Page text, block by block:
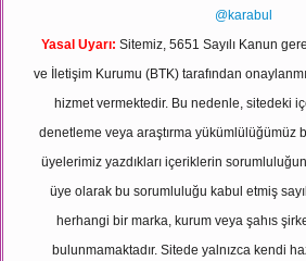
@karabul
Yasal Uyarı: Sitemiz, 5651 Sayılı Kanun
ve İletişim Kurumu (BTK) tarafından
hizmet vermektedir. Bu nedenle, sitedeki
denetleme veya araştırma yükümlülüğümüz
üyelerimiz yazdıkları içeriklerin
üye olarak bu sorumluluğu kabul etmiş
herhangi bir marka, kurum veya şahıs
bulunmamaktadır. Sitede yalnızca kendi